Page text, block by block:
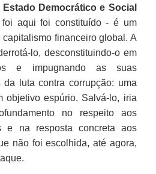
Estado Democrático e Social
aqui foi constituído - é um
financeiro global. A
lo, desconstituindo-o em
e impugnando as suas
da luta contra corrupção: uma
objetivo espúrio. Salvá-lo, iria
no respeito aos
e na resposta concreta aos
não foi escolhida, até agora,